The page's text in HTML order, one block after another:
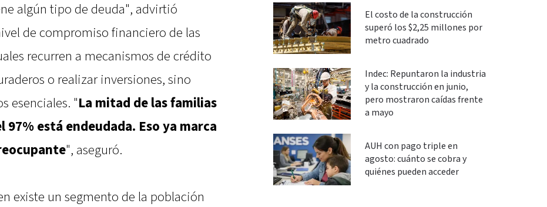
algún tipo de deuda", advirtió
de compromiso financiero de las
recurren a mecanismos de crédito
o realizar inversiones, sino
esenciales. "La mitad de las familias
97% está endeudada. Eso ya marca
", aseguró.
existe un segmento de la población
El costo de la construcción
superó los $2,25 millones por
metro cuadrado
Indec: Repuntaron la industria
y la construcción en junio,
pero mostraron caídas frente
a mayo
AUH con pago triple en
agosto: cuánto se cobra y
quiénes pueden acceder